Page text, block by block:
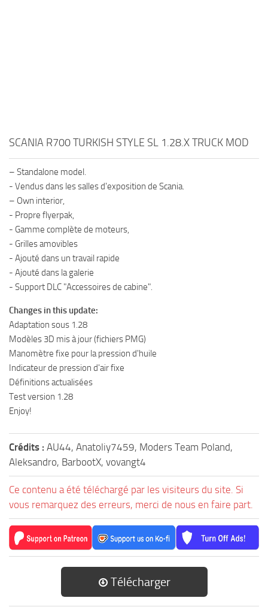
SCANIA R700 TURKISH STYLE SL 1.28.X TRUCK MOD
– Standalone model.
- Vendus dans les salles d'exposition de Scania.
– Own interior,
- Propre flyerpak,
- Gamme complète de moteurs,
- Grilles amovibles
- Ajouté dans un travail rapide
- Ajouté dans la galerie
- Support DLC "Accessoires de cabine".
Changes in this update:
Adaptation sous 1.28
Modèles 3D mis à jour (fichiers PMG)
Manomètre fixe pour la pression d'huile
Indicateur de pression d'air fixe
Définitions actualisées
Test version 1.28
Enjoy!
Crédits : AU44, Anatoliy7459, Moders Team Poland,
Aleksandro, BarbootX, vovangt4
Ce contenu a été téléchargé par les visiteurs du site. Si
vous remarquez des erreurs, merci de nous en faire part.
Télécharger